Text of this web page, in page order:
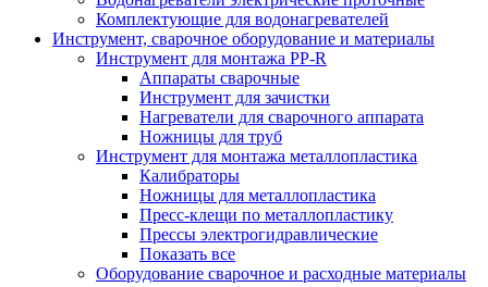
Комплектующие для водонагревателей
Инструмент, сварочное оборудование и материалы
Инструмент для монтажа PP-R
Аппараты сварочные
Инструмент для зачистки
Нагреватели для сварочного аппарата
Ножницы для труб
Инструмент для монтажа металлопластика
Калибраторы
Ножницы для металлопластика
Пресс-клещи по металлопластику
Прессы электрогидравлические
Показать все
Оборудование сварочное и расходные материалы